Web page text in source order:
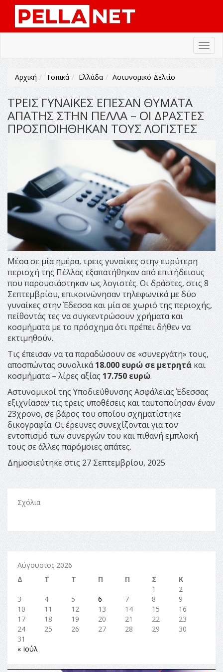
Αρχική Τοπικά Ελλάδα Αστυνομικό Δελτίο
ΤΡΕΙΣ ΓΥΝΑΙΚΕΣ ΕΠΕΣΑΝ ΘΥΜΑΤΑ
ΑΠΑΤΗΣ ΣΤΗΝ ΠΕΛΛΑ – ΟΙ ΔΡΑΣΤΕΣ
ΠΡΟΣΠΟΙΗΘΗΚΑΝ ΤΟΥΣ ΛΟΓΙΣΤΕΣ
Μέσα σε μία ημέρα, τρεις γυναίκες στην ευρύτερη
περιοχή της Πέλλας εξαπατήθηκαν από επιτήδειους
που παρουσιάστηκαν ως λογιστές. Οι δράστες, στις 8
Σεπτεμβρίου, επικοινώνησαν τηλεφωνικά με δύο
γυναίκες στην Έδεσσα και μία σε χωριό της περιοχής,
πείθοντάς τες να συγκεντρώσουν χρήματα και
κοσμήματα με το πρόσχημα ότι πρέπει δήθεν να
εκτιμηθούν.
Τις έπεισαν να τα παραδώσουν σε «συνεργάτη» τους,
αποσπώντας συνολικά18.000 ευρώ σε μετρητάκαι
κοσμήματα – λίρες αξίας 17.750 ευρώ.
Αστυνομικοί της Υποδιεύθυνσης Ασφάλειας Έδεσσας
εξιχνίασαν τις τρεις υποθέσεις και ταυτοποίησαν έναν
23χρονο, σε βάρος του οποίου σχηματίστηκε
δικογραφία. Οι έρευνες συνεχίζονται για τον
εντοπισμό των συνεργών του και πιθανή εμπλοκή
τους σε άλλες παρόμοιες απάτες.
Δημοσιεύτηκε στις 27 Σεπτεμβρίου, 2025
Σχόλια
Αύγουστος 2026
Δ
Τ Τ Π Π Σ
Κ
1
2
3
4 5 6 7 8
9
10
11 12 13 14 15
16
17
18 19 20 21 22
23
24
25 26 27 28 29
30
31
« Ιούλ